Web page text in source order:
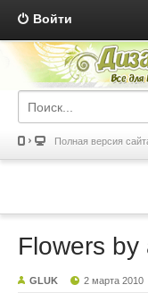
Войти
Полная версия
Flowers by
GLUK 2 марта 2010